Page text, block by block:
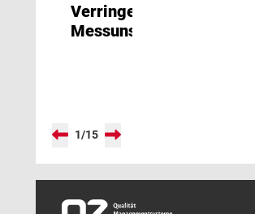
Verringerte
Messunsicherheiten
1/15